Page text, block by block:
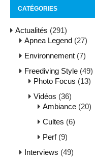
CATÉGORIES
Actualités (291)
Apnea Legend (27)
Environnement (7)
Freediving Style (49)
Photo Focus (13)
Vidéos (36)
Ambiance (20)
Cultes (6)
Perf(9)
Interviews (49)